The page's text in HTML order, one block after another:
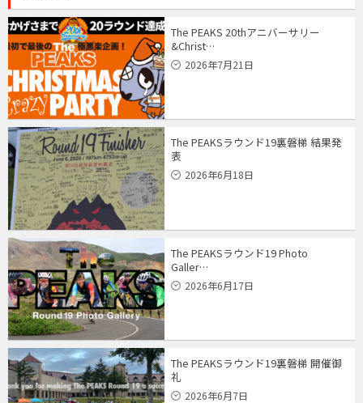
The PEAKS 20thアニバーサリー
&Christ…
2026年7月21日
The PEAKSラウンド19裏磐梯 結果発
表
2026年6月18日
The PEAKSラウンド19 Photo
Galler…
2026年6月17日
The PEAKSラウンド19裏磐梯 開催御
礼
2026年6月7日